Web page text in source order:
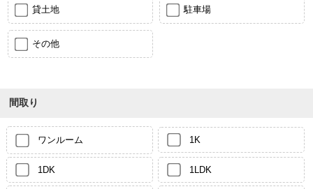
貸土地 駐車場
その他
間取り
ワンルーム 1K
1DK 1LDK